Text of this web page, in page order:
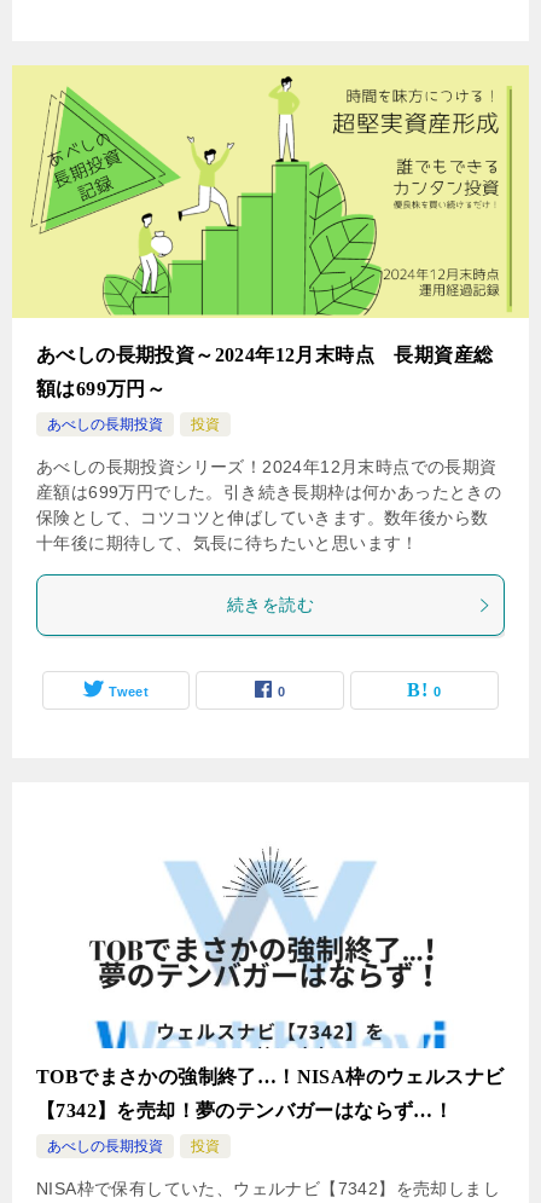
あべしの長期投資～2024年12月末時点 長期資産総
額は699万円～
あべしの長期投資 投資
あべしの長期投資シリーズ！2024年12月末時点での長期資
産額は699万円でした。引き続き長期枠は何かあったときの
保険として、コツコツと伸ばしていきます。数年後から数
十年後に期待して、気長に待ちたいと思います！
続きを読む
Tweet 0 0
TOBでまさかの強制終了…！NISA枠のウェルスナビ
【7342】を売却！夢のテンバガーはならず…！
あべしの長期投資 投資
NISA枠で保有していた、ウェルナビ【7342】を売却しまし